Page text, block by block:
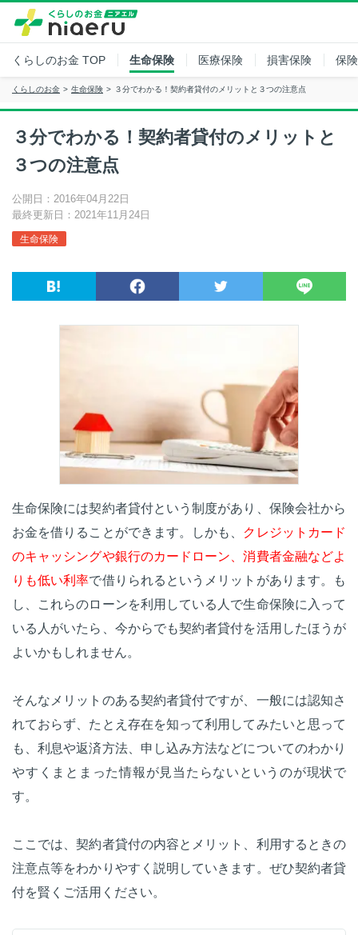
くらしのお金 TOP 生命保険 医療保険 損害保険 保
くらしのお金 生命保険 ３分でわかる！契約者貸付のメリットと３つの注意点
３分でわかる！契約者貸付のメリットと
３つの注意点
公開日：2016年04月22日
最終更新日：2021年11月24日
生命保険
生命保険には契約者貸付という制度があり、保険会社から
お金を借りることができます。しかも、 クレジットカード
のキャッシングや銀行のカードローン、消費者金融などよ
りも低い利率で借りられるというメリットがあります。も
し、これらのローンを利用している人で生命保険に入って
いる人がいたら、今からでも契約者貸付を活用したほうが
よいかもしれません。
そんなメリットのある契約者貸付ですが、一般には認知さ
れておらず、たとえ存在を知って利用してみたいと思って
も、利息や返済方法、申し込み方法などについてのわかり
やすくまとまった情報が見当たらないというのが現状で
す。
ここでは、契約者貸付の内容とメリット、利用するときの
注意点等をわかりやすく説明していきます。ぜひ契約者貸
付を賢くご活用ください。